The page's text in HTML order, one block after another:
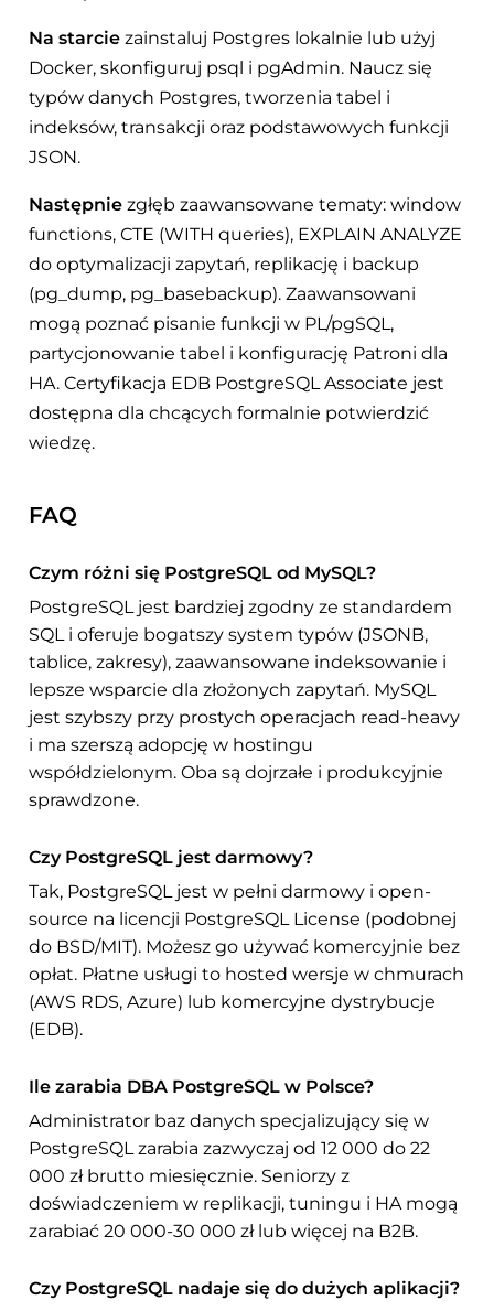
Na starcie zainstaluj Postgres lokalnie lub użyj
Docker, skonfiguruj psql i pgAdmin. Naucz się
typów danych Postgres, tworzenia tabel i
indeksów, transakcji oraz podstawowych funkcji
JSON.
Następnie zgłęb zaawansowane tematy: window
functions, CTE (WITH queries), EXPLAIN ANALYZE
do optymalizacji zapytań, replikację i backup
(pg_dump, pg_basebackup). Zaawansowani
mogą poznać pisanie funkcji w PL/pgSQL,
partycjonowanie tabel i konfigurację Patroni dla
HA. Certyfikacja EDB PostgreSQL Associate jest
dostępna dla chcących formalnie potwierdzić
wiedzę.
FAQ
Czym różni się PostgreSQL od MySQL?
PostgreSQL jest bardziej zgodny ze standardem
SQL i oferuje bogatszy system typów (JSONB,
tablice, zakresy), zaawansowane indeksowanie i
lepsze wsparcie dla złożonych zapytań. MySQL
jest szybszy przy prostych operacjach read-heavy
i ma szerszą adopcję w hostingu
współdzielonym. Oba są dojrzałe i produkcyjnie
sprawdzone.
Czy PostgreSQL jest darmowy?
Tak, PostgreSQL jest w pełni darmowy i open-
source na licencji PostgreSQL License (podobnej
do BSD/MIT). Możesz go używać komercyjnie bez
opłat. Płatne usługi to hosted wersje w chmurach
(AWS RDS, Azure) lub komercyjne dystrybucje
(EDB).
Ile zarabia DBA PostgreSQL w Polsce?
Administrator baz danych specjalizujący się w
PostgreSQL zarabia zazwyczaj od 12 000 do 22
000 zł brutto miesięcznie. Seniorzy z
doświadczeniem w replikacji, tuningu i HA mogą
zarabiać 20 000-30 000 zł lub więcej na B2B.
Czy PostgreSQL nadaje się do dużych aplikacji?